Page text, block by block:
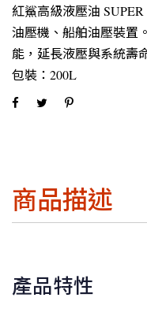
紅鯊高級液壓油 SUPER
油壓機、船舶油壓裝置
能，延長液壓與系統壽
包裝：200L
商品描述
產品特性